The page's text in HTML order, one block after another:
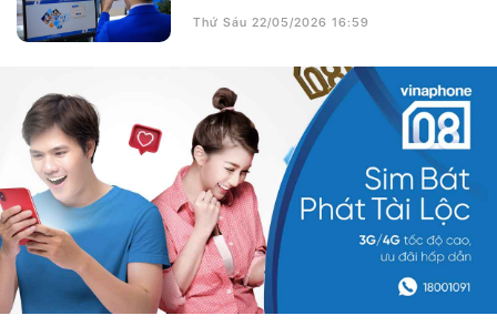
Thứ Sáu 22/05/2026 16:59